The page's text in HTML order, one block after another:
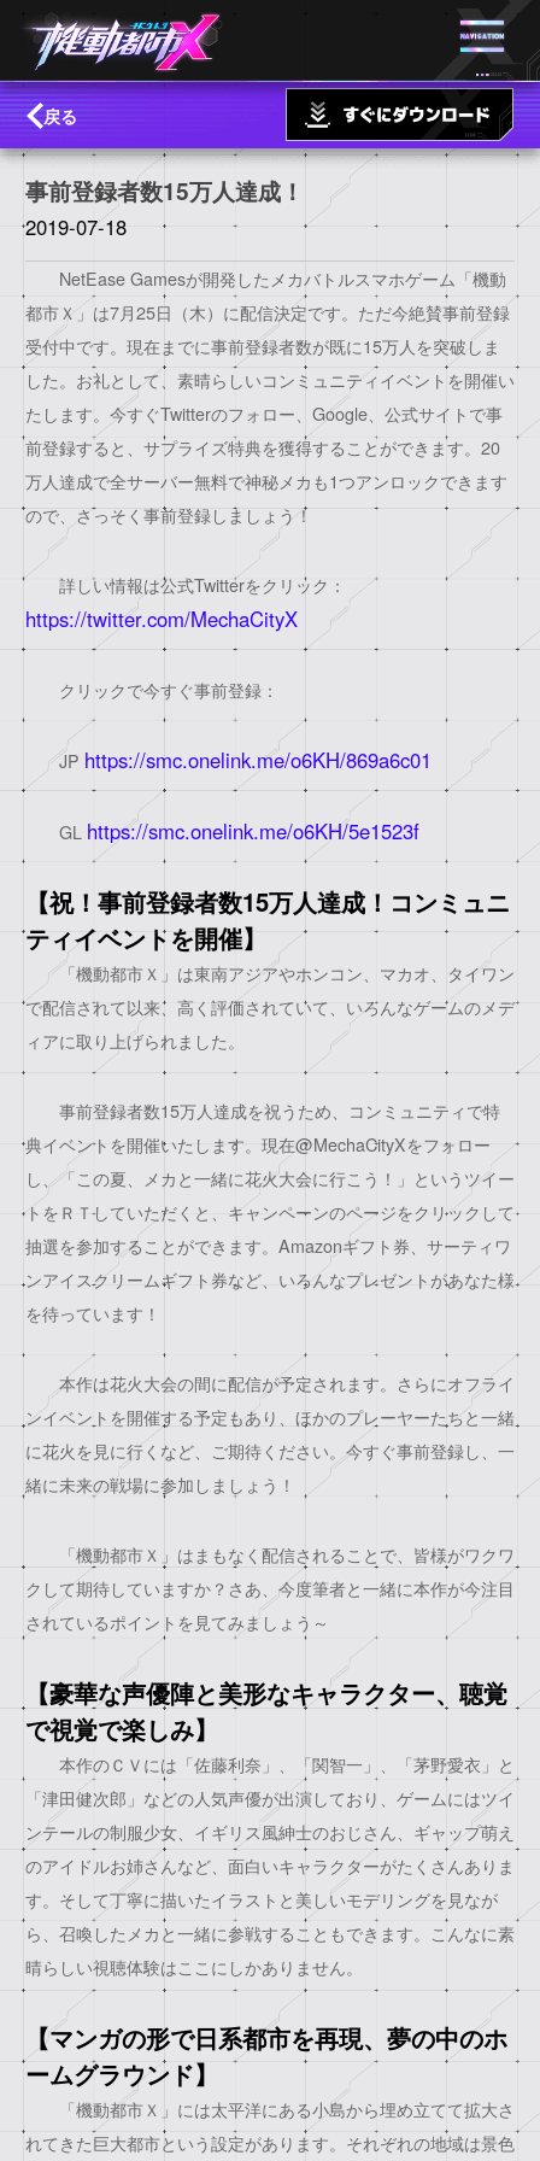
戻る
事前登録者数15万人達成！
2019-07-18
NetEase Gamesが開発したメカバトルスマホゲーム「機動
都市Ｘ」は7月25日（木）に配信決定です。ただ今絶賛事前登録
受付中です。現在までに事前登録者数が既に15万人を突破しま
した。お礼として、素晴らしいコンミュニティイベントを開催い
たします。今すぐTwitterのフォロー、Google、公式サイトで事
前登録すると、サプライズ特典を獲得することができます。20
万人達成で全サーバー無料で神秘メカも1つアンロックできます
ので、さっそく事前登録しましょう！
詳しい情報は公式Twitterをクリック：
https://twitter.com/MechaCityX
クリックで今すぐ事前登録：
JP https://smc.onelink.me/o6KH/869a6c01
GL https://smc.onelink.me/o6KH/5e1523f
【祝！事前登録者数15万人達成！コンミュニ
ティイベントを開催】
「機動都市Ｘ」は東南アジアやホンコン、マカオ、タイワン
で配信されて以来、高く評価されていて、いろんなゲームのメデ
ィアに取り上げられました。
事前登録者数15万人達成を祝うため、コンミュニティで特
典イベントを開催いたします。現在@MechaCityXをフォロー
し、「この夏、メカと一緒に花火大会に行こう！」というツイー
トをＲＴしていただくと、キャンペーンのページをクリックして
抽選を参加することができます。Amazonギフト券、サーティワ
ンアイスクリームギフト券など、いろんなプレゼントがあなた様
を待っています！
本作は花火大会の間に配信が予定されます。さらにオフライ
ンイベントを開催する予定もあり、ほかのプレーヤーたちと一緒
に花火を見に行くなど、ご期待ください。今すぐ事前登録し、一
緒に未来の戦場に参加しましょう！
「機動都市Ｘ」はまもなく配信されることで、皆様がワクワ
クして期待していますか？さあ、今度筆者と一緒に本作が今注目
されているポイントを見てみましょう～
【豪華な声優陣と美形なキャラクター、聴覚
で視覚で楽しみ】
本作のＣＶには「佐藤利奈」、「関智一」、「茅野愛衣」と
「津田健次郎」などの人気声優が出演しており、ゲームにはツイ
ンテールの制服少女、イギリス風紳士のおじさん、ギャップ萌え
のアイドルお姉さんなど、面白いキャラクターがたくさんありま
す。そして丁寧に描いたイラストと美しいモデリングを見なが
ら、召喚したメカと一緒に参戦することもできます。こんなに素
晴らしい視聴体験はここにしかありません。
【マンガの形で日系都市を再現、夢の中のホ
ームグラウンド】
「機動都市Ｘ」には太平洋にある小島から埋め立てて拡大さ
れてきた巨大都市という設定があります。それぞれの地域は景色